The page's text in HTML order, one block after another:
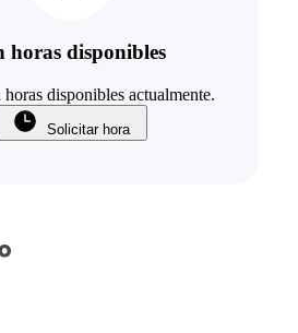
horas disponibles
disponibles actualmente.
Solicitar hora